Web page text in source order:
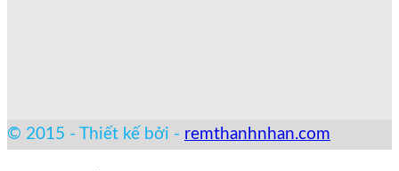
© 2015 - Thiết kế bởi - remthanhnhan.com